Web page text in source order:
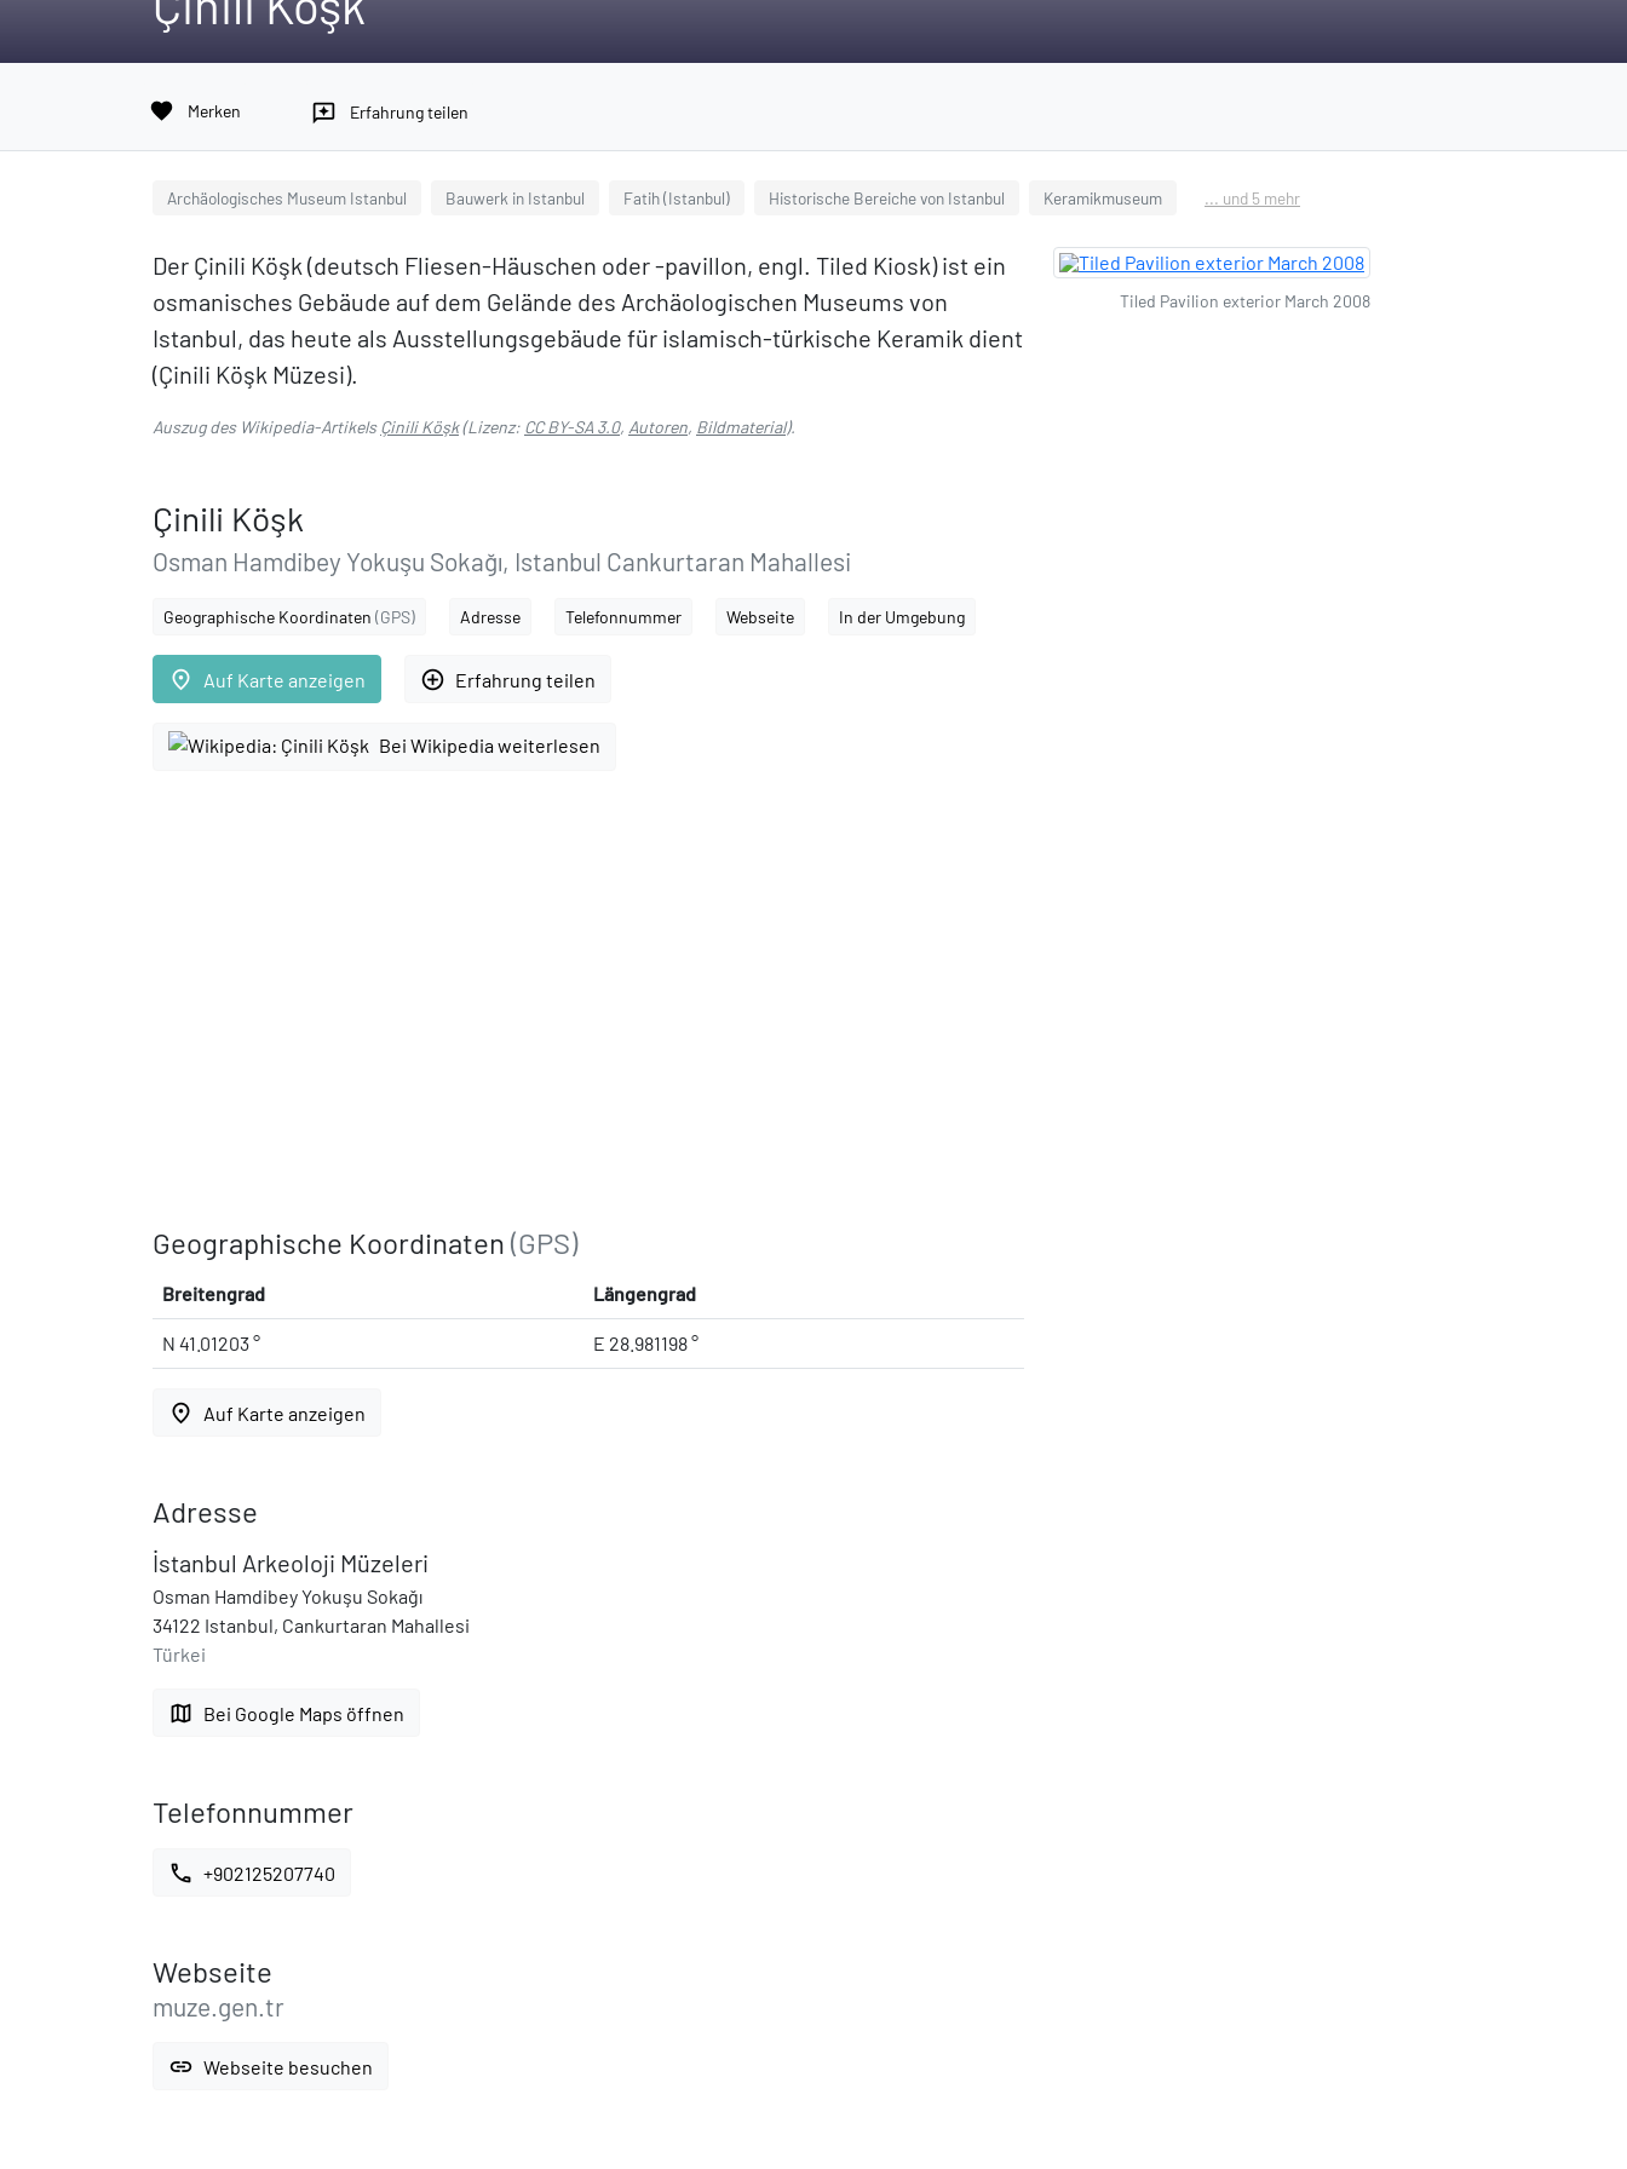
favorite Merken reviews Erfahrung teilen
Archäologisches Museum Istanbul Bauwerk in Istanbul Fatih (Istanbul) Historische Bereiche von Istanbul Keramikmuseum ... und 5 mehr
Der Çinili Köşk (deutsch Fliesen-Häuschen oder -pavillon, engl. Tiled Kiosk) ist ein
osmanisches Gebäude auf dem Gelände des Archäologischen Museums von
Istanbul, das heute als Ausstellungsgebäude für islamisch-türkische Keramik dient
(Çinili Köşk Müzesi).
Auszug des Wikipedia-ArtikelsÇinili Köşk(Lizenz: CC BY-SA 3.0, Autoren, Bildmaterial).
Çinili Köşk
Osman Hamdibey Yokuşu Sokağı, Istanbul Cankurtaran Mahallesi
Geographische Koordinaten (GPS) Adresse Telefonnummer Webseite In der Umgebung
place Auf Karte anzeigen add_circle_outline Erfahrung teilen
Bei Wikipedia weiterlesen
Geographische Koordinaten (GPS)
Breitengrad Längengrad
N 41.01203 ° E 28.981198 °
place Auf Karte anzeigen
Adresse
İstanbul Arkeoloji Müzeleri
Osman Hamdibey Yokuşu Sokağı
34122 Istanbul, Cankurtaran Mahallesi
Türkei
map Bei Google Maps öffnen
Telefonnummer
call +902125207740
Webseite
muze.gen.tr
link Webseite besuchen
Tiled Pavilion exterior March 2008